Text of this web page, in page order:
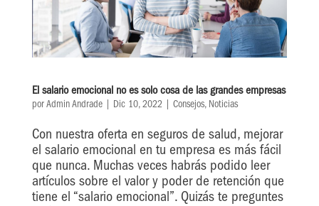
El salario emocional no es solo cosa de las grandes empresas
por Admin Andrade| Dic 10, 2022 Consejos, Noticias
Con nuestra oferta en seguros de salud, mejorar
el salario emocional en tu empresa es más fácil
que nunca. Muchas veces habrás podido leer
artículos sobre el valor y poder de retención que
tiene el “salario emocional”. Quizás te preguntes